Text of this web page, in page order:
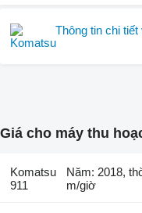
Thông tin chi
Giá cho máy thu
Komatsu
911
Năm: 2018,
m/giờ